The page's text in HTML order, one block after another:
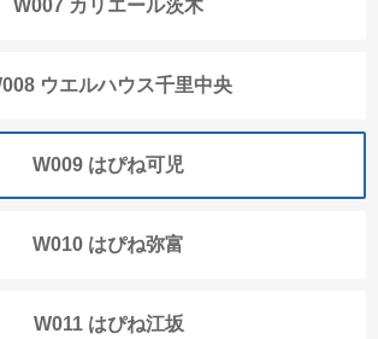
W007 カリエール茨木
ウエルハウス千里中央
W009 はぴね可児
W010 はぴね弥富
W011 はぴね江坂